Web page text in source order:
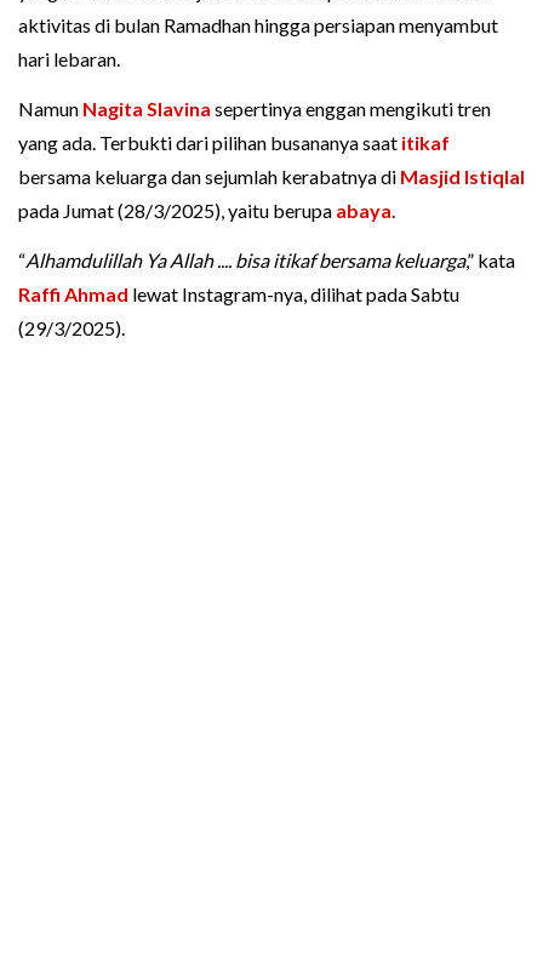
aktivitas di bulan Ramadhan hingga persiapan menyambut
hari lebaran.
Namun Nagita Slavina sepertinya enggan mengikuti tren
yang ada. Terbukti dari pilihan busananya saat itikaf
bersama keluarga dan sejumlah kerabatnya di Masjid Istiqlal
pada Jumat (28/3/2025), yaitu berupa abaya.
“Alhamdulillah Ya Allah .... bisa itikaf bersama keluarga,” kata
Raffi Ahmad lewat Instagram-nya, dilihat pada Sabtu
(29/3/2025).